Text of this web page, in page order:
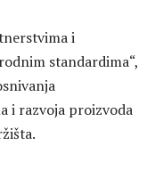
i
standardima“,
i razvoja proizvoda